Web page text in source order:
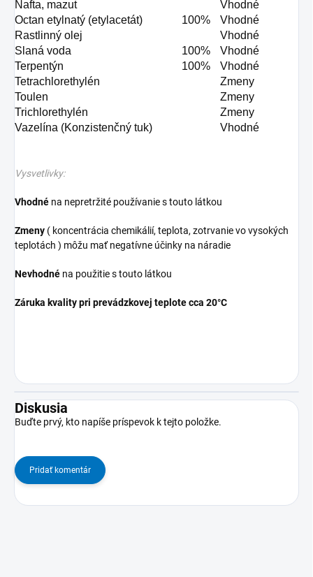
Nafta, mazut
Vhodné
Octan etylnatý (etylacetát)
100%
Vhodné
Rastlinný olej
Vhodné
Slaná voda
100%
Vhodné
Terpentýn
100%
Vhodné
Tetrachlorethylén
Zmeny
Toulen
Zmeny
Trichlorethylén
Zmeny
Vazelína (Konzistenčný tuk)
Vhodné
Vysvetlivky:
Vhodné na nepretržité používanie s touto látkou
Zmeny ( koncentrácia chemikálií, teplota, zotrvanie vo vysokých
teplotách ) môžu mať negatívne účinky na náradie
Nevhodné na použitie s touto látkou
Záruka kvality pri prevádzkovej teplote cca 20°C
Diskusia
Buďte prvý, kto napíše príspevok k tejto položke.
Pridať komentár